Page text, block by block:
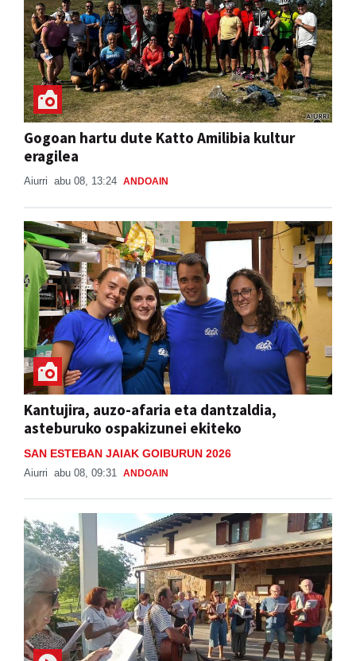
Gogoan hartu dute Katto Amilibia kultur
eragilea
Aiurri abu 08, 13:24 ANDOAIN
Kantujira, auzo-afaria eta dantzaldia,
asteburuko ospakizunei ekiteko
SAN ESTEBAN JAIAK GOIBURUN 2026
Aiurri abu 08, 09:31 ANDOAIN